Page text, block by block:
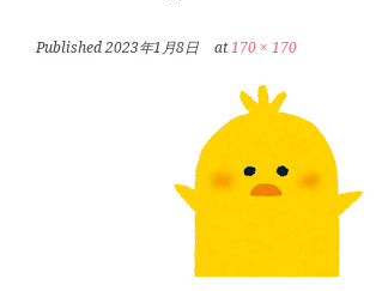
Published2023年1月8日 at170 × 170